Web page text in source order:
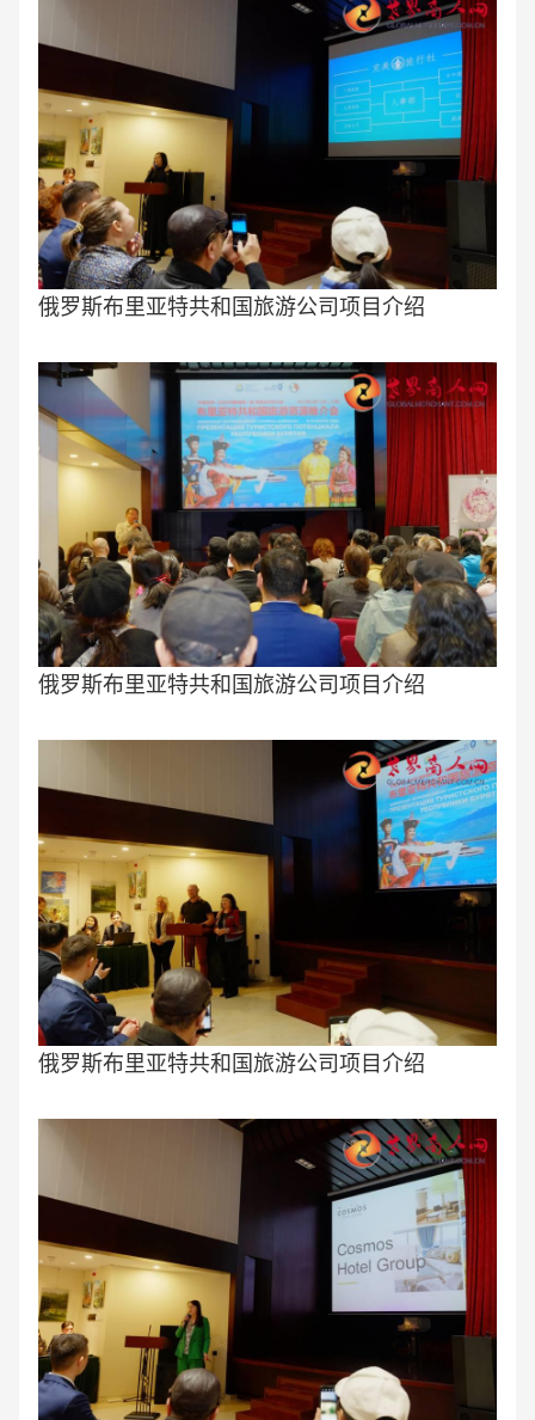
俄罗斯布里亚特共和国旅游公司项目介绍
俄罗斯布里亚特共和国旅游公司项目介绍
俄罗斯布里亚特共和国旅游公司项目介绍